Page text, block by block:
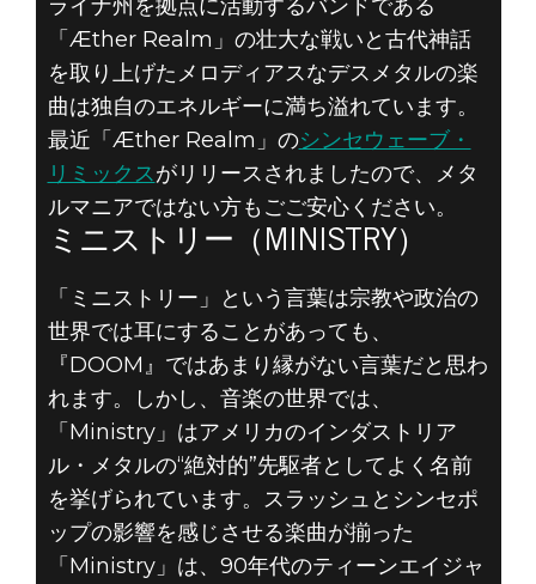
ライナ州を拠点に活動するバンドである
「Æther Realm」の壮大な戦いと古代神話
を取り上げたメロディアスなデスメタルの楽
曲は独自のエネルギーに満ち溢れています。
最近「Æther Realm」のシンセウェーブ・
リミックスがリリースされましたので、メタ
ルマニアではない方もごご安心ください。
ミニストリー（MINISTRY）
「ミニストリー」という言葉は宗教や政治の
世界では耳にすることがあっても、
『DOOM』ではあまり縁がない言葉だと思わ
れます。しかし、音楽の世界では、
「Ministry」はアメリカのインダストリア
ル・メタルの“絶対的”先駆者としてよく名前
を挙げられています。スラッシュとシンセポ
ップの影響を感じさせる楽曲が揃った
「Ministry」は、90年代のティーンエイジャ